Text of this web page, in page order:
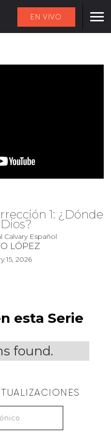
EN VIVO
1: ¿Dónde
Calvary Español
LÓPEZ
15, 2026
esta Serie
found.